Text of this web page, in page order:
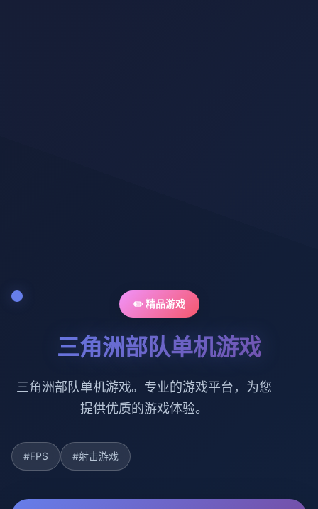
✏️ 精品游戏
三角洲部队单机游戏
三角洲部队单机游戏。专业的游戏平台，为您
提供优质的游戏体验。
#FPS #射击游戏